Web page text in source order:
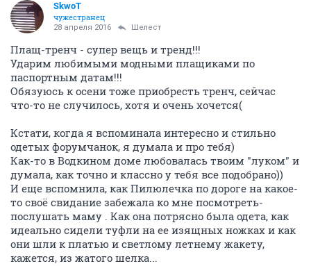
SkwоT
чужестранец
28 апреля 2016 Шелест
Плащ-тренч - супер вещь и тренд!!!
Ударим любимыми модными плащиками по
паспортным датам!!!
Обязуюсь к осени тоже приобресть тренч, сейчас
что-то не случилось, хотя и очень хочется(
Кстати, когда я вспоминала интересно и стильно
одетых форумчанок, я думала и про тебя)
Как-то в Водкином доме любовалась твоим "луком" и
думала, как точно и классно у тебя все подобрано))
И еще вспомнила, как Пилюлечка по дороге на какое-
то своё свидание забежала ко мне посмотреть-
послушать маму . Как она потрясно была одета, как
идеально сидели туфли на ее изящных ножках и как
они шли к платью и светлому летнему жакету,
кажется, из жатого шелка...